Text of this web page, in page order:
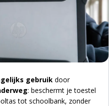
gebruik door
: beschermt je toestel
tot schoolbank, zonder